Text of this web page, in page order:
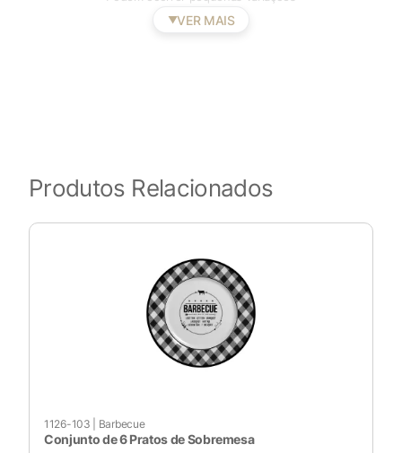
▼VER MAIS
Produtos Relacionados
1126-103 Barbecue
Conjunto de 6 Pratos de Sobremesa